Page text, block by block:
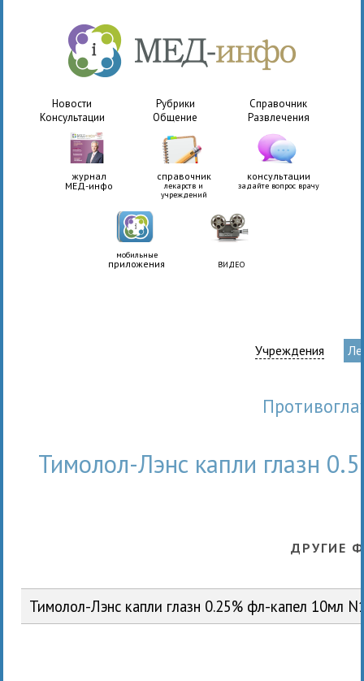
Новости Рубрики
Справочник
Консультации
Общение Развлечения
журнал
МЕД-инфо
справочник
лекарств и
учреждений
консультации
задайте вопрос врачу
мобильные
приложения ВИДЕО
Учреждения
Тимолол-Лэнс капли глазн
ДРУГИЕ
Тимолол-Лэнс капли глазн 0.25% фл-капел 10мл